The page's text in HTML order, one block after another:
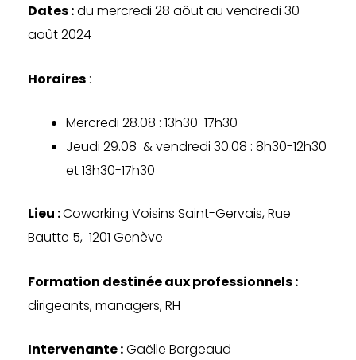
Dates :du mercredi 28 aôut au vendredi 30
août 2024
Horaires :
Mercredi 28.08 : 13h30-17h30
Jeudi 29.08 & vendredi 30.08 : 8h30-12h30
et 13h30-17h30
Lieu :Coworking Voisins Saint-Gervais, Rue
Bautte 5, 1201 Genève
Formation destinée aux professionnels :
dirigeants, managers, RH
Intervenante :Gaëlle Borgeaud